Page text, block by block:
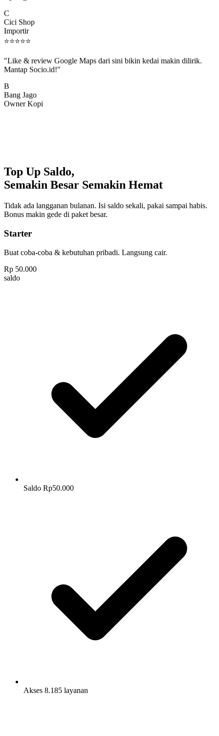
Cici Shop
Importir
⭐⭐⭐⭐⭐
Mantap Socio.id!"
Bang Jago
Owner Kopi
Top Up Saldo,
Semakin Besar Semakin Hemat
Tidak ada langganan bulanan. Isi saldo sekali, pakai sampai habis.
Bonus makin gede di paket besar.
Starter
Buat coba-coba & kebutuhan pribadi. Langsung cair.
Rp 50.000
saldo
Saldo Rp50.000
Akses 8.185 layanan